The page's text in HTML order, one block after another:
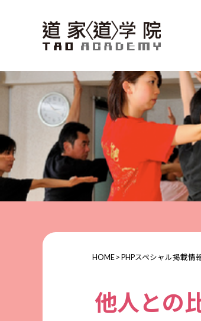
HOME > PHPスペシャル掲載情
他人との